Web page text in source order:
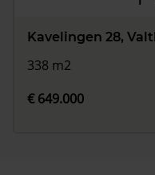
Kavelingen 28,
338 m2
€ 649.000